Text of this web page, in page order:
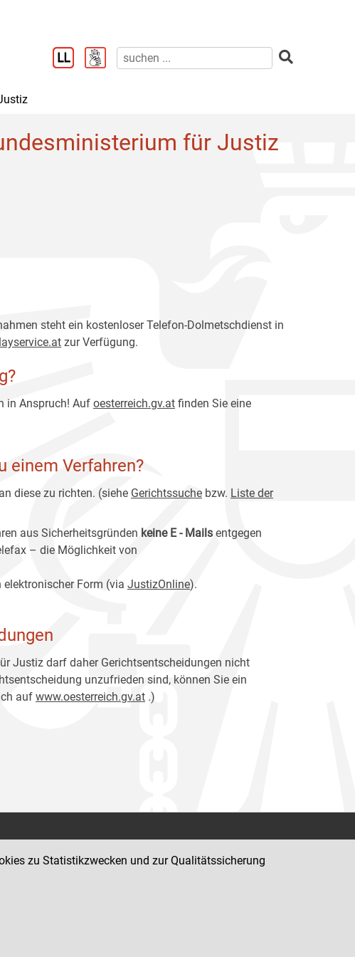
für Justiz
steht ein kostenloser Telefon-Dolmetschdienst in
zur Verfügung.
in Anspruch! Auf oesterreich.gv.at finden Sie eine
einem Verfahren?
diese zu richten. (siehe Gerichtssuche bzw. Liste der
aus Sicherheitsgründen keine E - Mails entgegen
– die Möglichkeit von
elektronischer Form (via JustizOnline).
Justiz darf daher Gerichtsentscheidungen nicht
unzufrieden sind, können Sie ein
auf www.oesterreich.gv.at .)
zu Statistikzwecken und zur Qualitätssicherung